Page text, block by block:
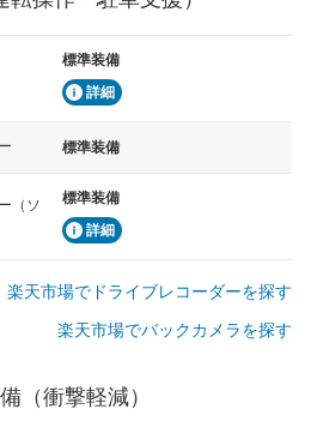
標準装備
詳細
標準装備
（ソ
標準装備
詳細
楽天市場でドライブレコーダーを探す
楽天市場でバックカメラを探す
（衝撃軽減）